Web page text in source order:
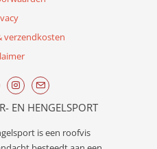
verzendkosten
EN HENGELSPORT
is een roofvis